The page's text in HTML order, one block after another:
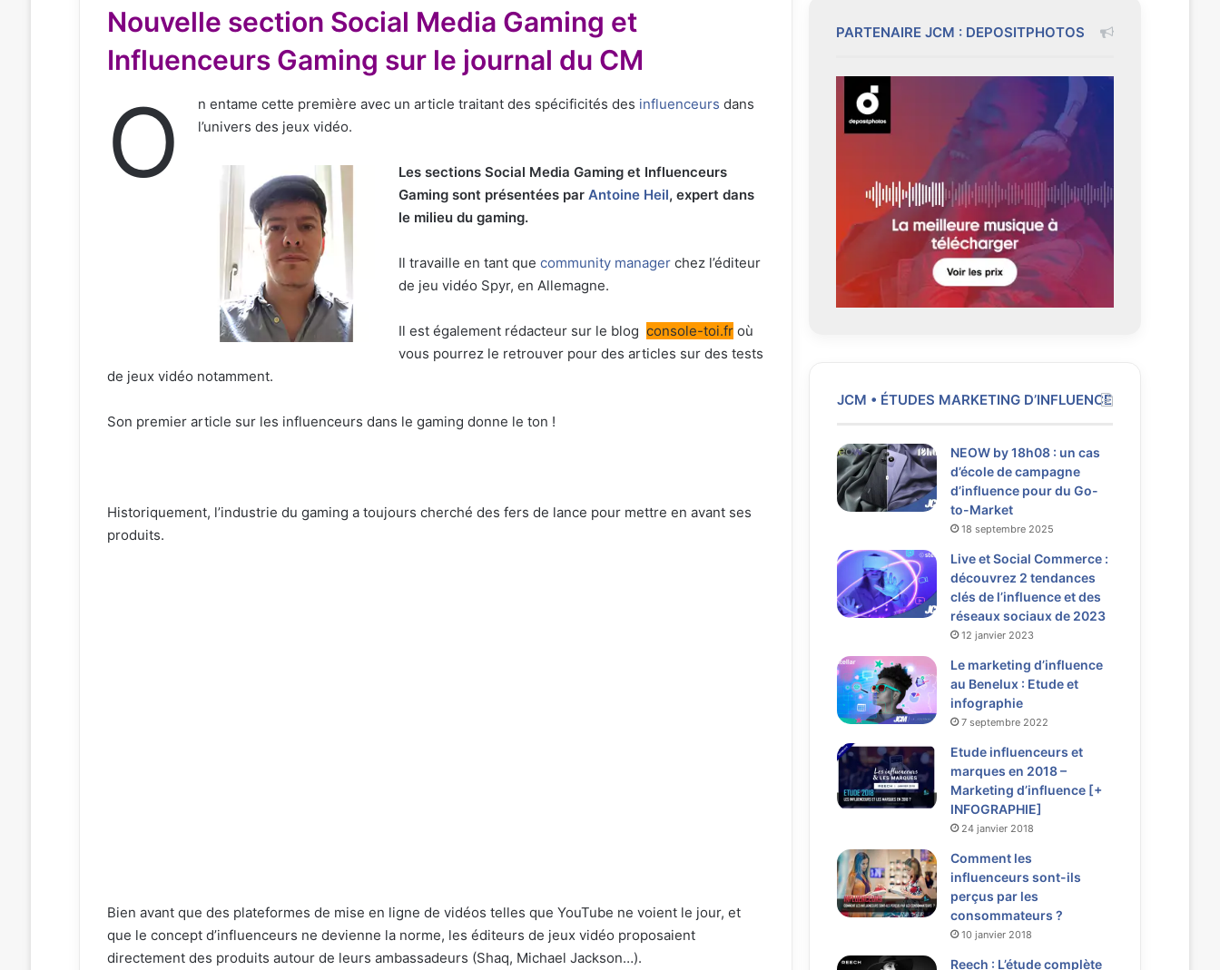
Nouvelle section Social Media Gaming et
Influenceurs Gaming sur le journal du CM
O n entame cette première avec un article traitant des spécificités des influenceurs dans
l’univers des jeux vidéo.
Les sections Social Media Gaming et Influenceurs
Gaming sont présentées par Antoine Heil, expert dans
le milieu du gaming.
Il travaille en tant quecommunity manager chez l’éditeur
de jeu vidéo Spyr, en Allemagne.
Il est également rédacteur sur le blogconsole-toi.fr où
vous pourrez le retrouver pour des articles sur des tests
de jeux vidéo notamment.
Son premier article sur les influenceurs dans le gaming donne le ton !
Historiquement, l’industrie du gaming a toujours cherché des fers de lance pour mettre en avant ses
produits.
Bien avant que des plateformes de mise en ligne de vidéos telles que YouTube ne voient le jour, et
que le concept d’influenceurs ne devienne la norme, les éditeurs de jeux vidéo proposaient
directement des produits autour de leurs ambassadeurs (Shaq, Michael Jackson…).
p
é
c
e
n
t
e
s
i
a
t
e
PARTENAIRE JCM : DEPOSITPHOTOS
JCM • ÉTUDES MARKETING D’INFLUENCE
NEOW by 18h08 : un cas
d’école de campagne
d’influence pour du Go-
to-Market
18 septembre 2025
Live et Social Commerce :
découvrez 2 tendances
clés de l’influence et des
réseaux sociaux de 2023
12 janvier 2023
Le marketing d’influence
au Benelux : Etude et
infographie
7 septembre 2022
Etude influenceurs et
marques en 2018 –
Marketing d’influence [+
INFOGRAPHIE]
24 janvier 2018
Comment les
influenceurs sont-ils
perçus par les
consommateurs ?
10 janvier 2018
Reech : L’étude complète